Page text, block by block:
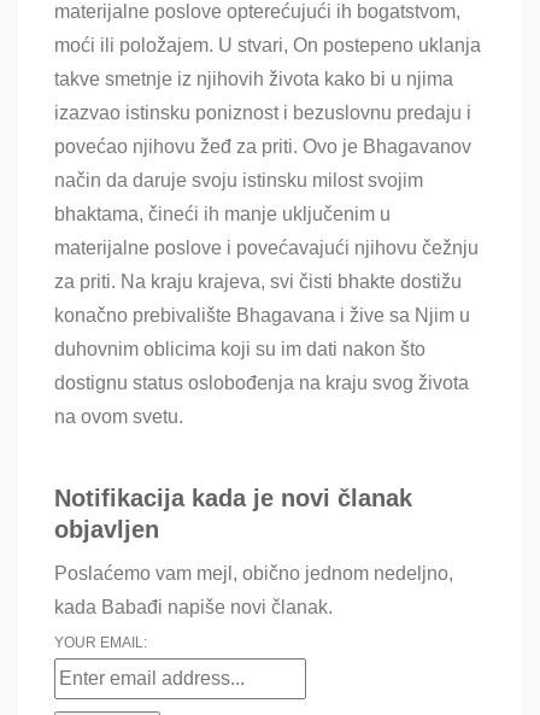
materijalne poslove opterećujući ih bogatstvom,
moći ili položajem. U stvari, On postepeno uklanja
takve smetnje iz njihovih života kako bi u njima
izazvao istinsku poniznost i bezuslovnu predaju i
povećao njihovu žeđ za priti. Ovo je Bhagavanov
način da daruje svoju istinsku milost svojim
bhaktama, čineći ih manje uključenim u
materijalne poslove i povećavajući njihovu čežnju
za priti. Na kraju krajeva, svi čisti bhakte dostižu
konačno prebivalište Bhagavana i žive sa Njim u
duhovnim oblicima koji su im dati nakon što
dostignu status oslobođenja na kraju svog života
na ovom svetu.
Notifikacija kada je novi članak
objavljen
Poslaćemo vam mejl, obično jednom nedeljno,
kada Babađi napiše novi članak.
YOUR EMAIL: